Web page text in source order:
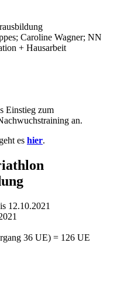
Caroline Wagner; NN
+ Hausarbeit
Einstieg zum
an.
es hier.
12.10.2021
36 UE) = 126 UE